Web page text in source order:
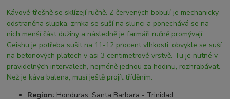
Kávové třešně se sklízejí ručně. Z červených bobulí je mechanicky
odstraněna slupka, zrnka se suší na slunci a ponechává se na
nich menší část dužiny a následně je farmáři ručně promývají.
Geishu je potřeba sušit na 11-12 procent vlhkosti, obvykle se suší
na betonových platech v asi 3 centimetrové vrstvě. Tu je nutné v
pravidelných intervalech, nejméně jednou za hodinu, rozhrabávat.
Než je káva balena, musí ještě projít tříděním.
Region: Honduras, Santa Barbara - Trinidad